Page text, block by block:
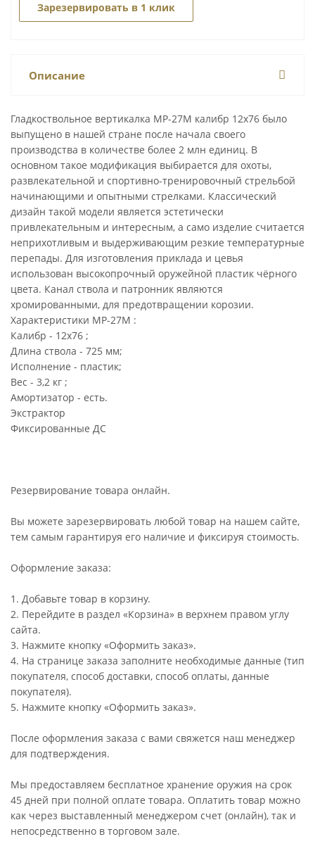
Зарезервировать в 1 клик
Описание
Гладкоствольное вертикалка МР-27М калибр 12х76 было
выпущено в нашей стране после начала своего
производства в количестве более 2 млн единиц. В
основном такое модификация выбирается для охоты,
развлекательной и спортивно-тренировочный стрельбой
начинающими и опытными стрелками. Классический
дизайн такой модели является эстетически
привлекательным и интересным, а само изделие считается
неприхотливым и выдерживающим резкие температурные
перепады. Для изготовления приклада и цевья
использован высокопрочный оружейной пластик чёрного
цвета. Канал ствола и патронник являются
хромированными, для предотвращении корозии.
Характеристики МР-27М :
Калибр - 12х76 ;
Длина ствола - 725 мм;
Исполнение - пластик;
Вес - 3,2 кг ;
Амортизатор - есть.
Экстрактор
Фиксированные ДС
Резервирование товара онлайн.
Вы можете зарезервировать любой товар на нашем сайте,
тем самым гарантируя его наличие и фиксируя стоимость.
Оформление заказа:
1. Добавьте товар в корзину.
2. Перейдите в раздел «Корзина» в верхнем правом углу
сайта.
3. Нажмите кнопку «Оформить заказ».
4. На странице заказа заполните необходимые данные (тип
покупателя, способ доставки, способ оплаты, данные
покупателя).
5. Нажмите кнопку «Оформить заказ».
После оформления заказа с вами свяжется наш менеджер
для подтверждения.
Мы предоставляем бесплатное хранение оружия на срок
45 дней при полной оплате товара. Оплатить товар можно
как через выставленный менеджером счет (онлайн), так и
непосредственно в торговом зале.